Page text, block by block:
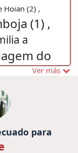
Hoian (2) ,
(1) ,
a
do
Viajes a Ho
(1) ,
no
Visitar
(1)
(1) , 14
Ver más
para